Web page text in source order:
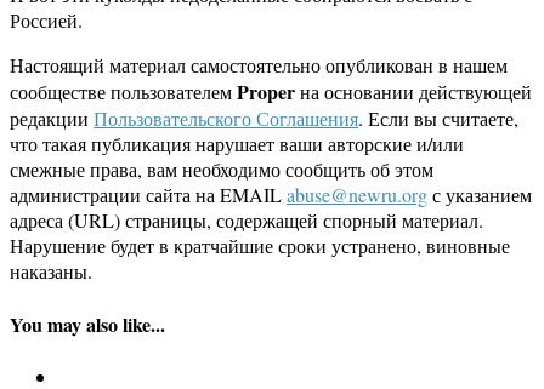
Россией.
Настоящий материал самостоятельно опубликован в нашем
сообществе пользователемProperна основании действующей
редакции Пользовательского Соглашения. Если вы считаете,
что такая публикация нарушает ваши авторские и/или
смежные права, вам необходимо сообщить об этом
администрации сайта на EMAILabuse@newru.orgс указанием
адреса (URL) страницы, содержащей спорный материал.
Нарушение будет в кратчайшие сроки устранено, виновные
наказаны.
You may also like...